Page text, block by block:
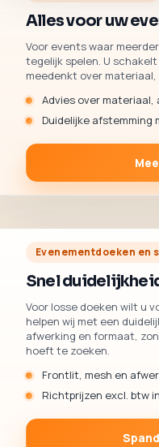
Alles voor uw
Voor events waar
tegelijk spelen. U
meedenkt over
Advies over
Duidelijke afstemming
Evenementdoeken en
Snel
Voor losse doeken wilt u
helpen wij met een
afwerking en formaat,
hoeft te zoeken.
Frontlit, mesh en
Richtprijzen excl. btw